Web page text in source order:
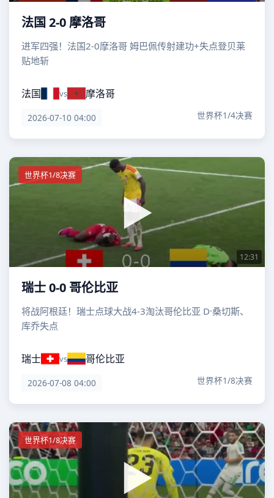
法国 2-0 摩洛哥
进军四强！法国2-0摩洛哥 姆巴佩传射建功+失点登贝莱
贴地斩
法国 vs 摩洛哥
2026-07-10 04:00 世界杯1/4决赛
世界杯1/8决赛
12:31
瑞士 0-0 哥伦比亚
将战阿根廷！瑞士点球大战4-3淘汰哥伦比亚 D·桑切斯、
库乔失点
瑞士 vs 哥伦比亚
2026-07-08 04:00 世界杯1/8决赛
世界杯1/8决赛